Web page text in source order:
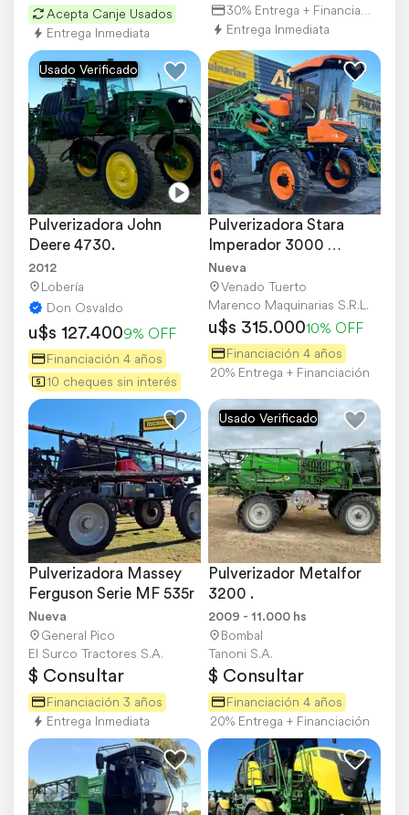
Acepta Canje Usados
Entrega Inmediata
30% Entrega + Financiación
Entrega Inmediata
Usado Verificado
Pulverizadora John
Deere 4730.
2012
Lobería
Don Osvaldo
u$s 127.4009% OFF
Financiación 4 años
10 cheques sin interés
Pulverizadora Stara
Imperador 3000
Entrega Inmediata
Nueva
Venado Tuerto
Marenco Maquinarias S.R.L.
u$s 315.00010% OFF
Financiación 4 años
20% Entrega + Financiación
Pulverizadora Massey
Ferguson Serie MF 535r
Nueva
General Pico
El Surco Tractores S.A.
$ Consultar
Financiación 3 años
Entrega Inmediata
Usado Verificado
Pulverizador Metalfor
3200 .
2009 - 11.000 hs
Bombal
Tanoni S.A.
$ Consultar
Financiación 4 años
20% Entrega + Financiación